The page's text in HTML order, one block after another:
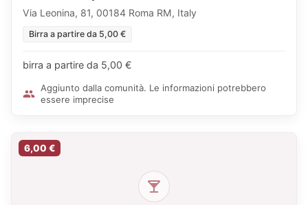
Via Leonina, 81, 00184 Roma RM, Italy
Birra a partire da 5,00 €
birra a partire da 5,00 €
Aggiunto dalla comunità. Le informazioni potrebbero
essere imprecise
6,00 €